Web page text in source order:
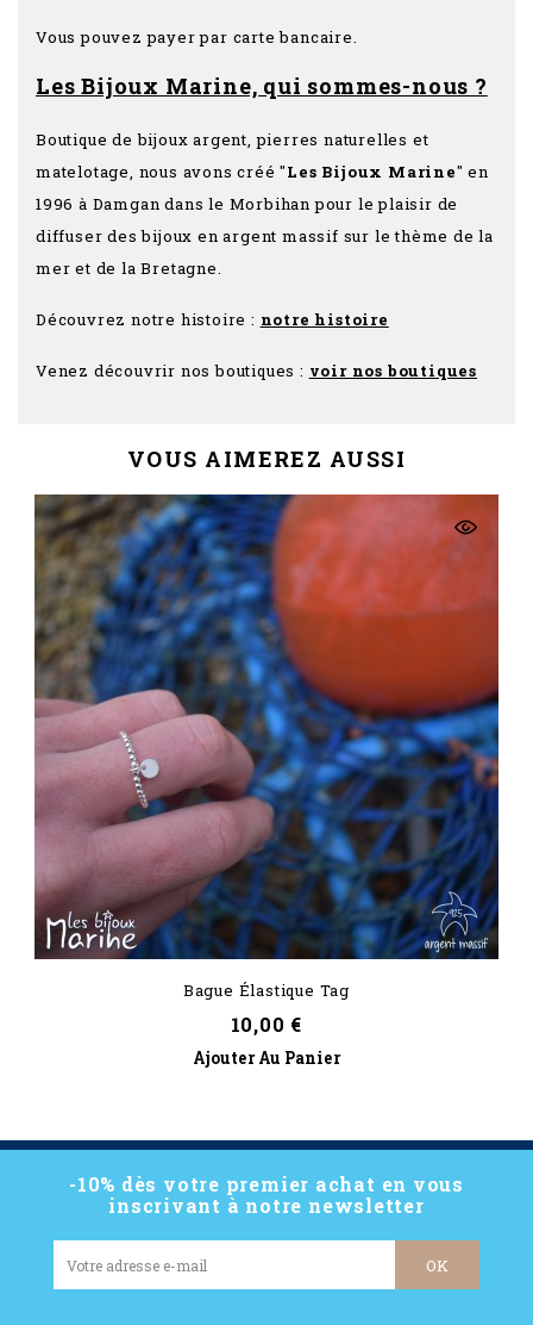
Vous pouvez payer par carte bancaire.
Les Bijoux Marine, qui sommes-nous ?
Boutique de bijoux argent, pierres naturelles et
matelotage, nous avons créé "Les Bijoux Marine" en
1996 à Damgan dans le Morbihan pour le plaisir de
diffuser des bijoux en argent massif sur le thème de la
mer et de la Bretagne.
Découvrez notre histoire : notre histoire
Venez découvrir nos boutiques : voir nos boutiques
VOUS AIMEREZ AUSSI
Bague Élastique Tag
Prix
10,00 €
Ajouter Au Panier
-10% dès votre premier achat en vous
inscrivant à notre newsletter